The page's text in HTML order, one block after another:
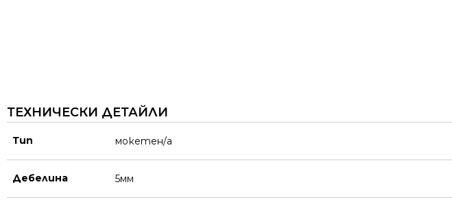
ТЕХНИЧЕСКИ ДЕТАЙЛИ
Тип мокетен/а
Дебелина 5мм